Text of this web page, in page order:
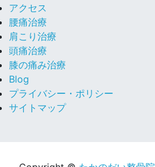
アクセス
腰痛治療
肩こり治療
頭痛治療
膝の痛み治療
Blog
プライバシー・ポリシー
サイトマップ